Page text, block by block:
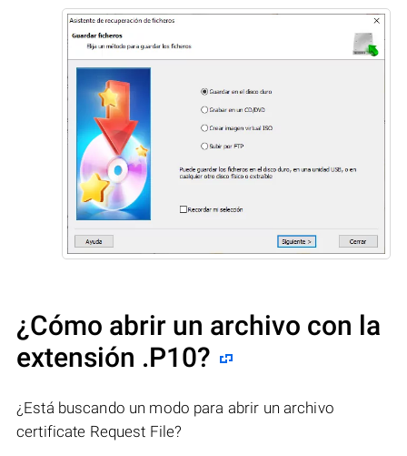
¿Cómo abrir un archivo con la
extensión .P10?
¿Está buscando un modo para abrir un archivo
certificate Request File?